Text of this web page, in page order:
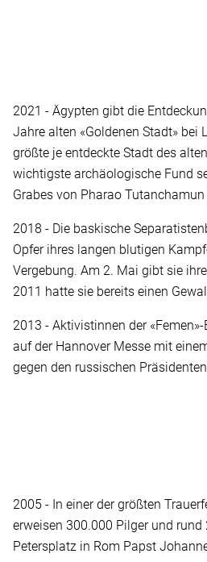
2021 - Ägypten gibt die
Jahre alten «Goldenen Stadt» bei
größte je entdeckte Stadt des
wichtigste archäologische Fund
Grabes von Pharao
2018 - Die baskische
Opfer ihres langen blutigen
Vergebung. Am 2. Mai gibt sie
2011 hatte sie bereits einen
2013 - Aktivistinnen der
auf der Hannover Messe mit
gegen den russischen
2005 - In einer der größten
erweisen 300.000 Pilger und
Petersplatz in Rom Papst